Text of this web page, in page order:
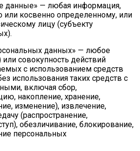
данные» — любая информация,
или косвенно определенному, или
лицу (субъекту
данных» — любое
совокупность действий
с использованием средств
использования таких средств с
включая сбор,
накопление, хранение,
изменение), извлечение,
(распространение,
обезличивание, блокирование,
персональных